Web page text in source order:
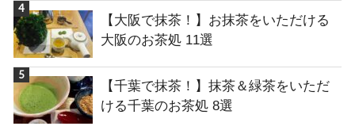
【大阪で抹茶！】お抹茶をいただける
大阪のお茶処 11選
【千葉で抹茶！】抹茶＆緑茶をいただ
ける千葉のお茶処 8選